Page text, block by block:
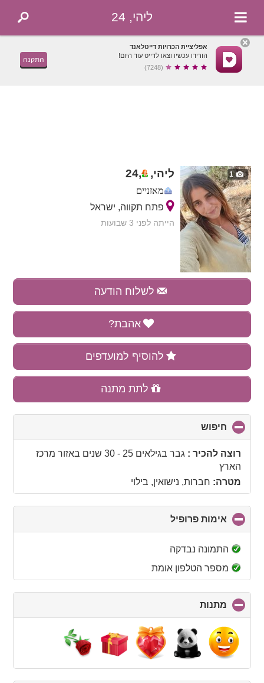
ליהי, 24
אפליציית הכרויות דייטלאנד
הורידו עכשיו וצאו לדייט עוד היום!
(7248)
התקנה
1 ליהי, ,
24
מאזניים
פתח תקווה, ישראל
הייתה לפני 3 שבועות
לשלוח הודעה
אהבת?
להוסיף למועדפים
לתת מתנה
חיפוש
to
collapseרוצה להכיר : גבר בגילאים 25 - 30 שנים באזור מרכז
הארץ
מטרה: חברות, נישואין, בילוי
אימות פרופיל
to
התמונה נבדקה
מספר הטלפון אומת
מתנות
to
collapse
contents